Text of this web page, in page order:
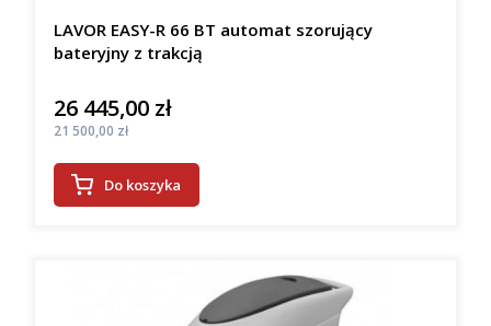
LAVOR EASY-R 66 BT automat szorujący
bateryjny z trakcją
Cena
26 445,00 zł
Cena
21 500,00 zł
Do koszyka